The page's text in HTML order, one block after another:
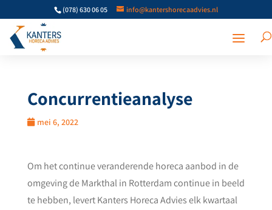
(078) 630 06 05 info@kantershorecaadvies.nl
Concurrentieanalyse
mei 6, 2022
Om het continue veranderende horeca aanbod in de
omgeving de Markthal in Rotterdam continue in beeld
te hebben, levert Kanters Horeca Advies elk kwartaal